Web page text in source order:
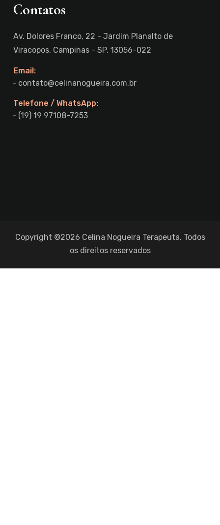
Contatos
Av. Dolores Franco, 22 - Jardim Planalto de
Viracopos, Campinas - SP, 13056-022
Email:
contato@celinanogueira.com.br
Telefone / WhatsApp:
(19) 19 97108-7253
Copyright ©2026 Celina Nogueira Terapeuta. Todos
os direitos reservados